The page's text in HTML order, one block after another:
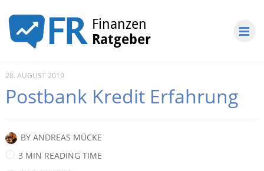
28. AUGUST 2019
Postbank Kredit Erfahrung
BY ANDREAS MÜCKE
3 MIN READING TIME